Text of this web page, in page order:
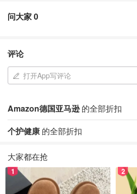
问大家0
评论
打开App写评论
Amazon德国亚马逊的全部折扣
个护健康 的全部折扣
大家都在抢
1 2